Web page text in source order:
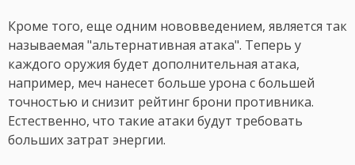
Кроме того, еще одним нововведением, является так
называемая "альтернативная атака". Теперь у
каждого оружия будет дополнительная атака,
например, меч нанесет больше урона с большей
точностью и снизит рейтинг брони противника.
Естественно, что такие атаки будут требовать
больших затрат энергии.